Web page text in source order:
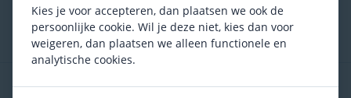
57,35
GripGrab EXPLR RC Max
Kies je voor accepteren, dan plaatsen we ook de
persoonlijke cookie. Wil je deze niet, kies dan voor
weigeren, dan plaatsen we alleen functionele en
analytische cookies.